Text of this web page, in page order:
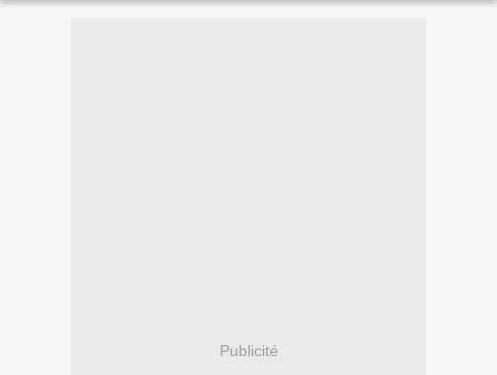
Publicité